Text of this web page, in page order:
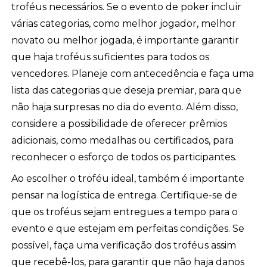
troféus necessários. Se o evento de poker incluir
várias categorias, como melhor jogador, melhor
novato ou melhor jogada, é importante garantir
que haja troféus suficientes para todos os
vencedores. Planeje com antecedência e faça uma
lista das categorias que deseja premiar, para que
não haja surpresas no dia do evento. Além disso,
considere a possibilidade de oferecer prêmios
adicionais, como medalhas ou certificados, para
reconhecer o esforço de todos os participantes.
Ao escolher o troféu ideal, também é importante
pensar na logística de entrega. Certifique-se de
que os troféus sejam entregues a tempo para o
evento e que estejam em perfeitas condições. Se
possível, faça uma verificação dos troféus assim
que recebê-los, para garantir que não haja danos